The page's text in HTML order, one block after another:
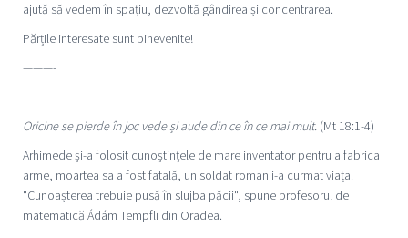
ajută să vedem în spațiu, dezvoltă gândirea și concentrarea.
Părțile interesate sunt binevenite!
———-
Oricine se pierde în joc vede și aude din ce în ce mai mult. (Mt 18:1-4)
Arhimede și-a folosit cunoștințele de mare inventator pentru a fabrica
arme, moartea sa a fost fatală, un soldat roman i-a curmat viața.
"Cunoașterea trebuie pusă în slujba păcii", spune profesorul de
matematică Ádám Tempfli din Oradea.